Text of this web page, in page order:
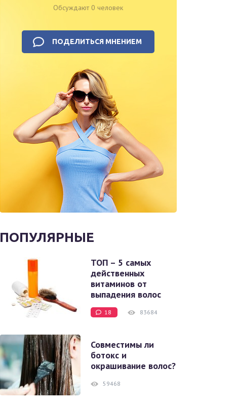
Обсуждают 0 человек
ПОДЕЛИТЬСЯ МНЕНИЕМ
ПОПУЛЯРНЫЕ
ТОП – 5 самых
действенных
витаминов от
выпадения волос
18 83684
Совместимы ли
ботокс и
окрашивание волос?
59468